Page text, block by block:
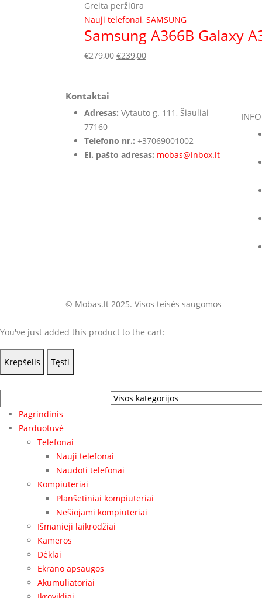
Greita peržiūra
Nauji telefonai, SAMSUNG
Samsung A366B Galaxy
€279,00 Original
€239,00Current
Kontaktai
Adresas: Vytauto g. 111, Šiauliai
77160
Telefono nr.: +37069001002
El. pašto adresas: mobas@inbox.lt
© Mobas.lt 2025. Visos teisės saugomos
You've just added this product to the cart:
Krepšelis Tęsti
Pagrindinis
Parduotuvė
Telefonai
Nauji telefonai
Naudoti telefonai
Kompiuteriai
Planšetiniai kompiuteriai
Nešiojami kompiuteriai
Išmanieji laikrodžiai
Kameros
Dėklai
Ekrano apsaugos
Akumuliatoriai